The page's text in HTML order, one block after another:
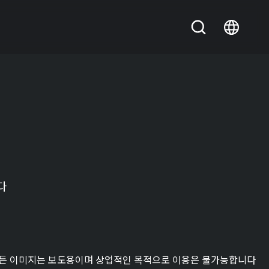
이미지는 보도용이며 상업적인 목적으로 이용은 불가능합니다